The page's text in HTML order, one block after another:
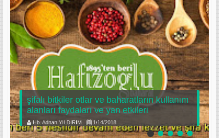
şifalı bitkiler otlar ve baharatların kullanım
alanları faydaları ve yan etkileri
Hb. Adnan YILDIRIM 1/14/2018